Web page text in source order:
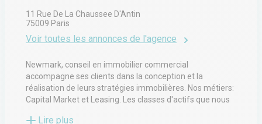
11 Rue De La Chaussee D'Antin
75009 Paris
Voir toutes les annonces de l'agence
Newmark, conseil en immobilier commercial
accompagne ses clients dans la conception et la
réalisation de leurs stratégies immobilières. Nos métiers:
Capital Market et Leasing. Les classes d'actifs que nous
Lire plus